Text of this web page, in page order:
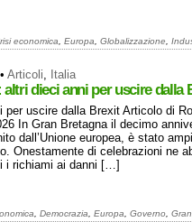
economica Europa Globalizzazione
• Articoli, Italia
altri dieci anni per uscire dalla
per uscire dalla Brexit Articolo di
In Gran Bretagna il decimo
dall’Unione europea, è stato
Onestamente di celebrazioni ne
i richiami ai danni […]
Democrazia Europa Governo